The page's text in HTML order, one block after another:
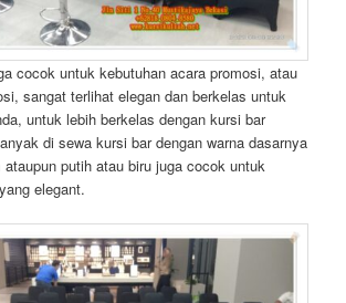
cocok untuk kebutuhan acara promosi, atau
sangat terlihat elegan dan berkelas untuk
untuk lebih berkelas dengan kursi bar
di sewa kursi bar dengan warna dasarnya
putih atau biru juga cocok untuk
elegant.